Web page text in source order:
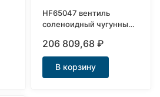
HF65047 вентиль
соленоидный чугунный
206 809,68₽
В корзину